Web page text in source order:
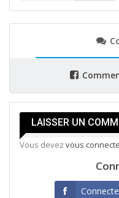
LAISSER UN
Vous devez vous